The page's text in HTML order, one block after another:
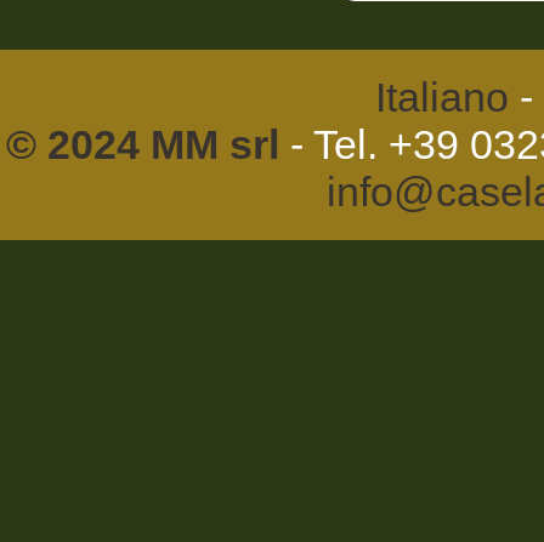
Italiano -
© 2024 MM srl - Tel. +39